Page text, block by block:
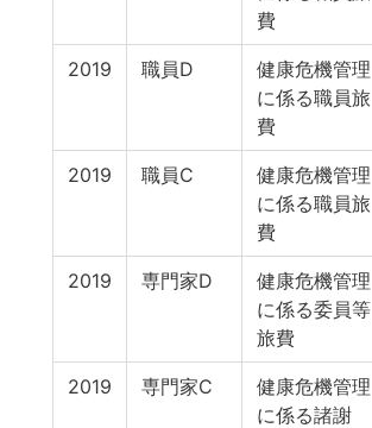
費
2019 職員D
健康危機管理
に係る職員旅
費
2019 職員C
健康危機管理
に係る職員旅
費
2019 専門家D
健康危機管理
に係る委員等
旅費
2019 専門家C
健康危機管理
に係る諸謝